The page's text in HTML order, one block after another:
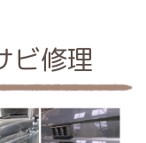
ビ修理